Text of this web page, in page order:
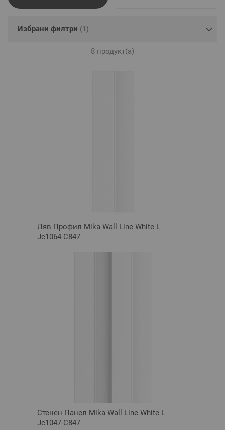
Избрани филтри
8 продукт(а)
Ляв Профил Mika Wall Line White L
Jc1064-C847
Стенен Панел Mika Wall Line White L
Jc1047-C847